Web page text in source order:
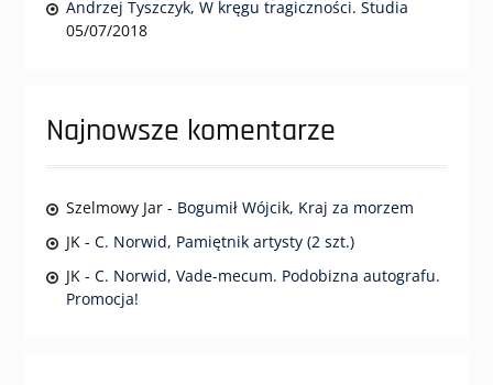
Andrzej Tyszczyk, W kręgu tragiczności. Studia
05/07/2018
Najnowsze komentarze
Szelmowy Jar- Bogumił Wójcik, Kraj za morzem
JK- C. Norwid, Pamiętnik artysty (2 szt.)
JK- C. Norwid, Vade-mecum. Podobizna autografu.
Promocja!